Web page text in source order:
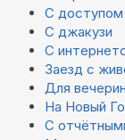
С доступом
С джакузи
С
Заезд с
Для
На Новый
С